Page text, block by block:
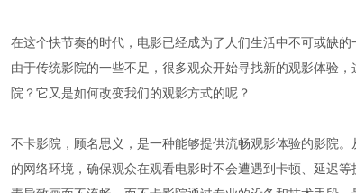
在这个快节奏的时代，电影已经成为了人们生活中不可或缺
由于传统影院的一些不足，很多观众开始寻找新的观影体验
院？它又是如何改变我们的观影方式的呢？
不卡影院，顾名思义，是一种能够提供流畅观影体验的影院
的网络环境，确保观众在观看电影时不会遭遇到卡顿、延迟